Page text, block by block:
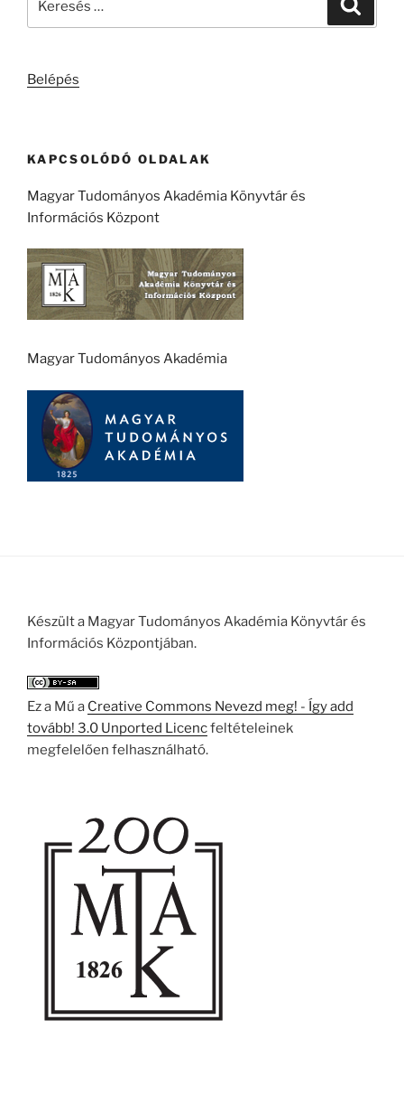
Belépés
KAPCSOLÓDÓ OLDALAK
Magyar Tudományos Akadémia Könyvtár és
Információs Központ
Magyar Tudományos Akadémia
Készült a Magyar Tudományos Akadémia Könyvtár és
Információs Központjában.
Ez a Mű a Creative Commons Nevezd meg! - Így add
tovább! 3.0 Unported Licencfeltételeinek
megfelelően felhasználható.